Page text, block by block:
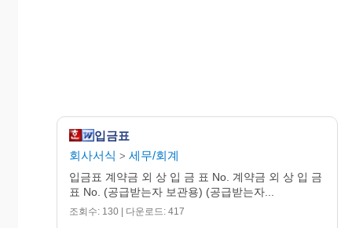
입금표
회사서식 > 세무/회계
입금표 계약금 외 상 입 금 표 No. 계약금 외 상 입 금
표 No. (공급받는자 보관용) (공급받는자...
조회수: 130 | 다운로드: 417